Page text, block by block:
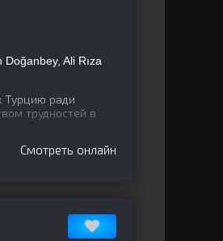
Ali Rıza
Турцию ради
трудностей в
Смотреть онлайн